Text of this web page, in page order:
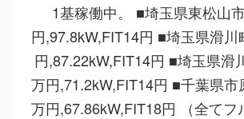
1基稼働中。 ■埼玉県東松山
円,97.8kW,FIT14円 ■埼玉県滑
円,87.22kW,FIT14円 ■埼玉県
万円,71.2kW,FIT14円 ■千葉県
万円,67.86kW,FIT18円 （全てフ